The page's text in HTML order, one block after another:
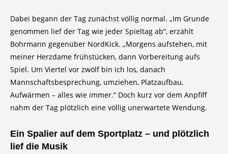
Dabei begann der Tag zunächst völlig normal. „Im Grunde
genommen lief der Tag wie jeder Spieltag ab“, erzählt
Bohrmann gegenüber NordKick. „Morgens aufstehen, mit
meiner Herzdame frühstücken, dann Vorbereitung aufs
Spiel. Um Viertel vor zwölf bin ich los, danach
Mannschaftsbesprechung, umziehen, Platzaufbau,
Aufwärmen – alles wie immer.“ Doch kurz vor dem Anpfiff
nahm der Tag plötzlich eine völlig unerwartete Wendung.
Ein Spalier auf dem Sportplatz – und plötzlich
lief die Musik